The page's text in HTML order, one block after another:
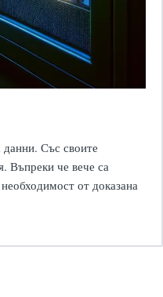
Със своите
Въпреки че вече са
от доказана